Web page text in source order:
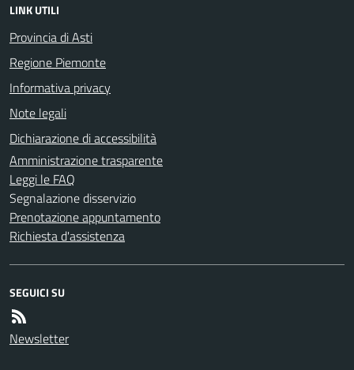
LINK UTILI
Provincia di Asti
Regione Piemonte
Informativa privacy
Note legali
Dichiarazione di accessibilità
Amministrazione trasparente
Leggi le FAQ
Segnalazione disservizio
Prenotazione appuntamento
Richiesta d'assistenza
SEGUICI SU
Newsletter